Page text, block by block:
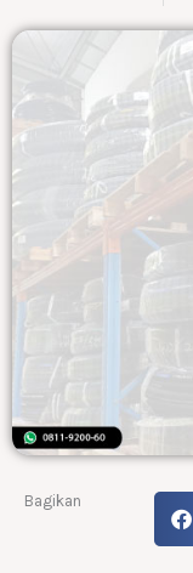
Bagikan